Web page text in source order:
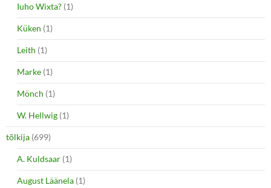
Iuho Wixta? (1)
Küken (1)
Leith (1)
Marke (1)
Mönch (1)
W. Hellwig (1)
tõlkija (699)
A. Kuldsaar (1)
August Läänela (1)